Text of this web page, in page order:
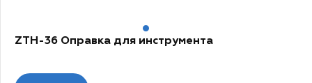
ZTH-36 Оправка для инструмента